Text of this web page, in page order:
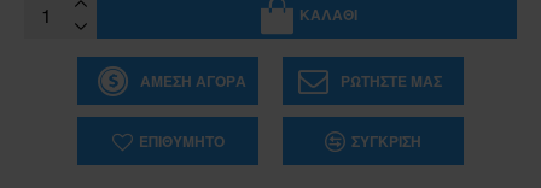
ΚΑΛΆΘΙ
ΆΜΕΣΗ ΑΓΟΡΆ ΡΩΤΉΣΤΕ ΜΑΣ
ΕΠΙΘΥΜΗΤΌ ΣΎΓΚΡΙΣΗ